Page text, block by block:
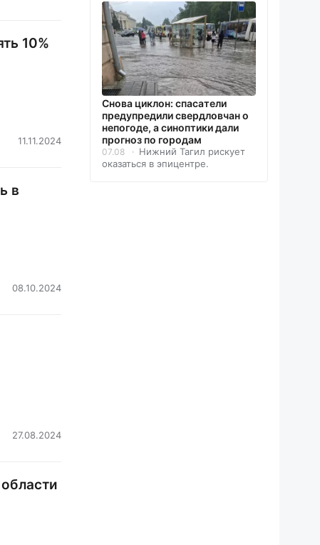
10%
11.11.2024
в
08.10.2024
27.08.2024
Снова циклон: спасатели
предупредили свердловчан о
непогоде, а синоптики дали
прогноз по городам
07.08
Нижний Тагил рискует
оказаться в эпицентре.